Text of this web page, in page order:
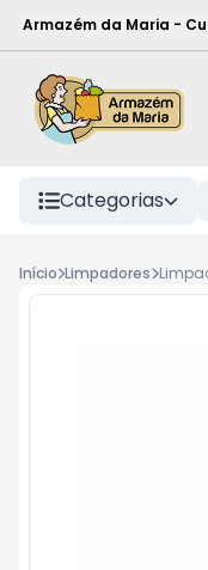
Armazém da Maria -
Categorias
Início Limpadores